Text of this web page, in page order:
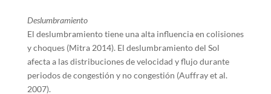
Deslumbramiento
El deslumbramiento tiene una alta influencia en colisiones
y choques (Mitra 2014). El deslumbramiento del Sol
afecta a las distribuciones de velocidad y flujo durante
periodos de congestión y no congestión (Auffray et al.
2007).